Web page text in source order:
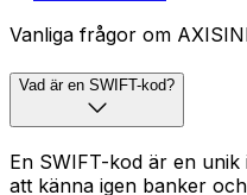
Vanliga frågor om
Vad är en SWIFT-kod?
En SWIFT-kod är en
att känna igen banker